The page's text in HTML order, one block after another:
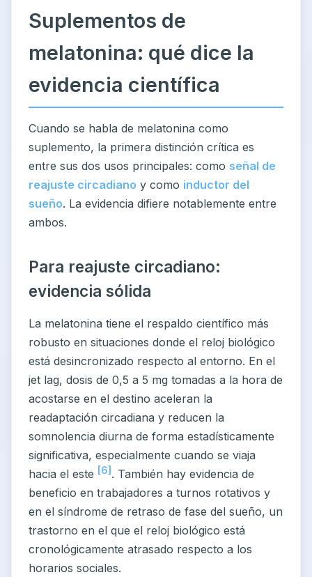
Suplementos de
melatonina: qué dice la
evidencia científica
Cuando se habla de melatonina como
suplemento, la primera distinción crítica es
entre sus dos usos principales: como señal de
reajuste circadiano y como inductor del
sueño. La evidencia difiere notablemente entre
ambos.
Para reajuste circadiano:
evidencia sólida
La melatonina tiene el respaldo científico más
robusto en situaciones donde el reloj biológico
está desincronizado respecto al entorno. En el
jet lag, dosis de 0,5 a 5 mg tomadas a la hora de
acostarse en el destino aceleran la
readaptación circadiana y reducen la
somnolencia diurna de forma estadísticamente
significativa, especialmente cuando se viaja
hacia el este [6] . También hay evidencia de
beneficio en trabajadores a turnos rotativos y
en el síndrome de retraso de fase del sueño, un
trastorno en el que el reloj biológico está
cronológicamente atrasado respecto a los
horarios sociales.